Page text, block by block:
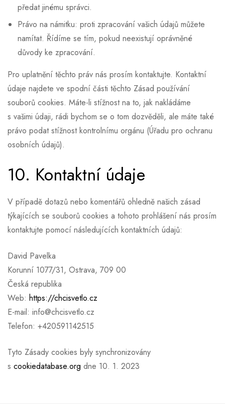
předat jinému správci.
Právo na námitku: proti zpracování vašich údajů můžete
namítat. Řídíme se tím, pokud neexistují oprávněné
důvody ke zpracování.
Pro uplatnění těchto práv nás prosím kontaktujte. Kontaktní
údaje najdete ve spodní části těchto Zásad používání
souborů cookies. Máte-li stížnost na to, jak nakládáme
s vašimi údaji, rádi bychom se o tom dozvěděli, ale máte také
právo podat stížnost kontrolnímu orgánu (Úřadu pro ochranu
osobních údajů).
10. Kontaktní údaje
V případě dotazů nebo komentářů ohledně našich zásad
týkajících se souborů cookies a tohoto prohlášení nás prosím
kontaktujte pomocí následujících kontaktních údajů:
David Pavelka
Korunní 1077/31, Ostrava, 709 00
Česká republika
Web: https://chcisvetlo.cz
E-mail: info@chcisvetlo.cz
Telefon: +420591142515
Tyto Zásady cookies byly synchronizovány
s cookiedatabase.org dne 10. 1. 2023